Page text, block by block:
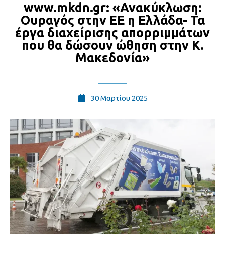
www.mkdn.gr: «Ανακύκλωση:
Ουραγός στην ΕΕ η Ελλάδα- Τα
έργα διαχείρισης απορριμμάτων
που θα δώσουν ώθηση στην Κ.
Μακεδονία»
30 Μαρτίου 2025